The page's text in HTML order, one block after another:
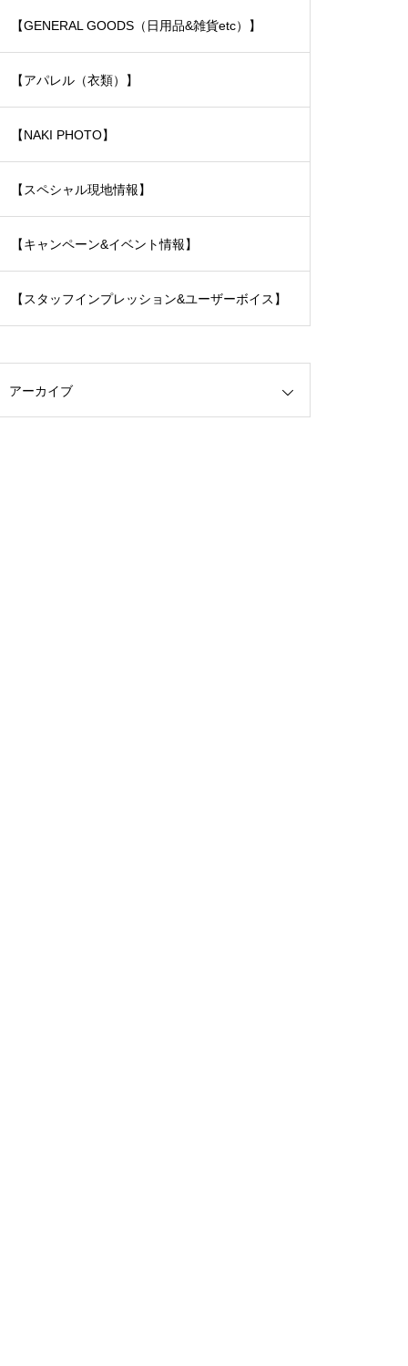
【GENERAL GOODS（日用品&雑貨etc）】
【アパレル（衣類）】
【NAKI PHOTO】
【スペシャル現地情報】
【キャンペーン&イベント情報】
【スタッフインプレッション&ユーザーボイス】
アーカイブ